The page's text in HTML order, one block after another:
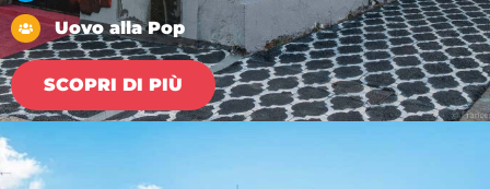
Uovo alla Pop
SCOPRI DI PIÙ